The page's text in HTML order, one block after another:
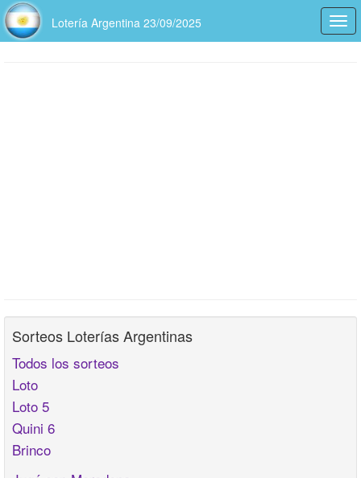
Lotería Argentina 23/09/2025
Sorteos Loterías Argentinas
Todos los sorteos
Loto
Loto 5
Quini 6
Brinco